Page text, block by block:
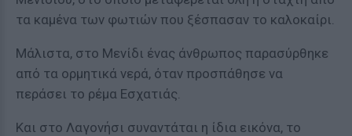
τα καμένα των φωτιών που ξέσπασαν το καλοκαίρι.
Μάλιστα, στο Μενίδι ένας άνθρωπος παρασύρθηκε
από τα ορμητικά νερά, όταν προσπάθησε να
περάσει το ρέμα Εσχατιάς.
Και στο Λαγονήσι συναντάται η ίδια εικόνα, το